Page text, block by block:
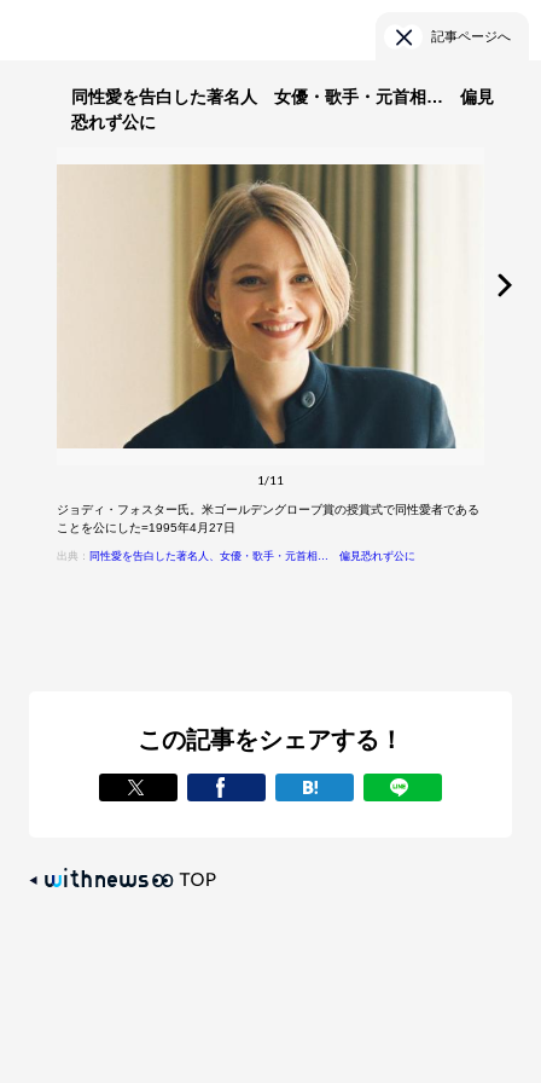
記事ページへ
同性愛を告白した著名人 女優・歌手・元首相… 偏見
恐れず公に
1/11
ジョディ・フォスター氏。米ゴールデングローブ賞の授賞式で同性愛者である
ことを公にした=1995年4月27日
出典： 同性愛を告白した著名人、女優・歌手・元首相… 偏見恐れず公に
この記事をシェアする！